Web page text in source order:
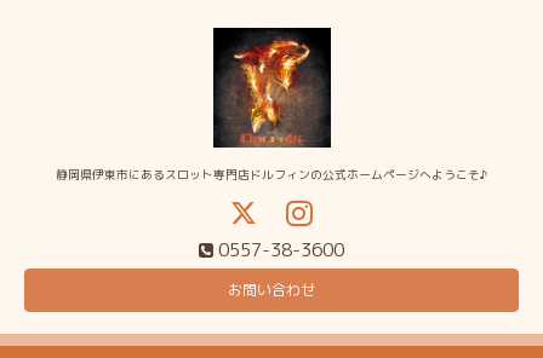
静岡県伊東市にあるスロット専門店ドルフィンの公式ホームページへようこそ♪
0557-38-3600
お問い合わせ